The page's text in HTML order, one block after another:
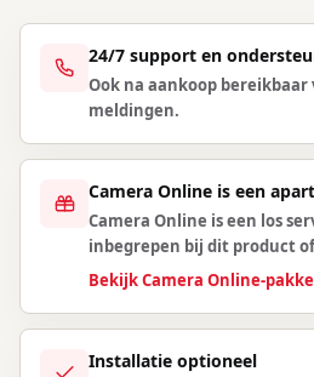
24/7 support en
Ook na aankoop bereikbaar
meldingen.
Camera Online is een
Camera Online is een los
inbegrepen bij dit product
Bekijk Camera Online-
Installatie optioneel